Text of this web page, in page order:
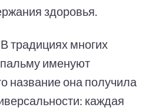
здоровья.
традициях многих
именуют
название она получила
каждая